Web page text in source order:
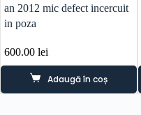
an 2012 mic defect incercuit
in poza
600.00 lei
Adaugă în coș